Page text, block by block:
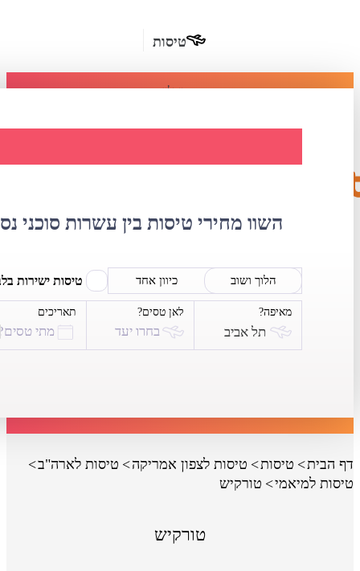
טיסות
מומלץ
בחו"ל
השכרת
רכב
השוו מחירי טיסות בין עשרות סוכני
הלוך ושוב כיוון אחד טיסות ישירות
מאיפה?
תל אביב
לאן טסים?
בחרו יעד
תאריכים
מתי
דף הבית טיסות טיסות לצפון אמריקה
טיסות לארה"ב
טיסות למיאמי
טורקיש
טורקיש